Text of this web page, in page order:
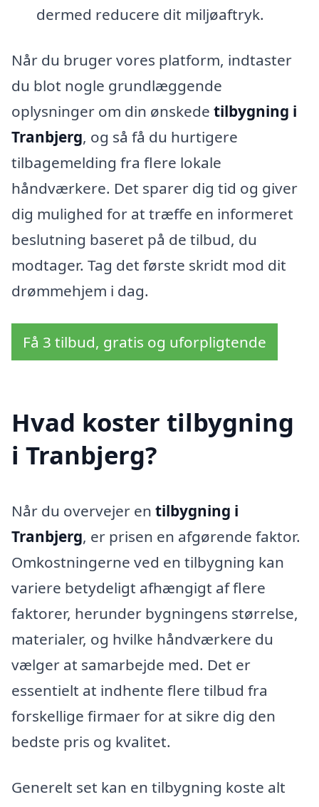
dermed reducere dit miljøaftryk.
Når du bruger vores platform, indtaster
du blot nogle grundlæggende
oplysninger om din ønskede tilbygning i
Tranbjerg, og så få du hurtigere
tilbagemelding fra flere lokale
håndværkere. Det sparer dig tid og giver
dig mulighed for at træffe en informeret
beslutning baseret på de tilbud, du
modtager. Tag det første skridt mod dit
drømmehjem i dag.
Få 3 tilbud, gratis og uforpligtende
Hvad koster tilbygning
i Tranbjerg?
Når du overvejer en tilbygning i
Tranbjerg, er prisen en afgørende faktor.
Omkostningerne ved en tilbygning kan
variere betydeligt afhængigt af flere
faktorer, herunder bygningens størrelse,
materialer, og hvilke håndværkere du
vælger at samarbejde med. Det er
essentielt at indhente flere tilbud fra
forskellige firmaer for at sikre dig den
bedste pris og kvalitet.
Generelt set kan en tilbygning koste alt